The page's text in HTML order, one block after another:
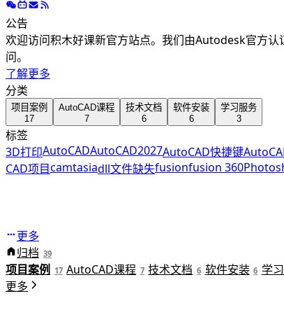
公告
欢迎访问积木好课新官方站点。我们由Autodesk官方
问。
了解更多
分类
项目案例
17
AutoCAD课程
7
技术文档
6
软件安装
6
学习服务
3
标签
3D打印AutoCADAutoCAD2027AutoCAD快捷键
CAD项目camtasiadll文件缺失fusionfusion 360
更多
归档 39
项目案例 17 AutoCAD课程 7 技术文档 6 软件安装 6 学
更多